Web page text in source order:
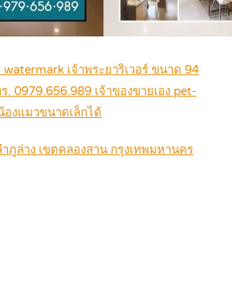
เจ้าพระยาริเวอร์ ขนาด 94
0979.656.989 เจ้าของขายเอง pet-
งแมวขนาดเล็กได้
ภูล่าง เขตคลองสาน กรุงเทพมหานคร